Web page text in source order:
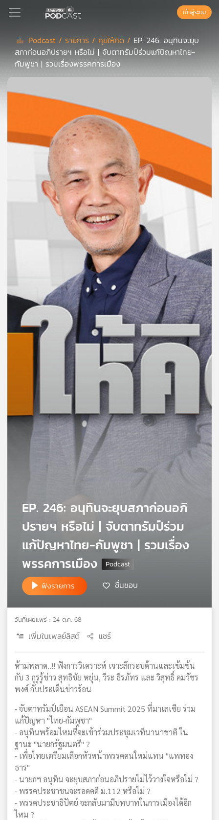
Podcast
เพล
แนะนำ
สต์
บทความ
ข่าว
เรา
แผนที่
เข้าสู่ระบบ
Podcast / รายการ / คุยให้คิด / EP. 246: อนุทินจะยุบ
สภาก่อนอภิปรายฯ หรือไม่ | จับตาทรัมป์ร่วมแก้ปัญหาไทย-
กัมพูชา | รวมเรื่องพรรคการเมือง
EP. 246: อนุทินจะยุบสภาก่อนอภิ
ปรายฯ หรือไม่ | จับตาทรัมป์ร่วม
แก้ปัญหาไทย-กัมพูชา | รวมเรื่อง
พรรคการเมือง
ฟังรายการ ชื่นชอบ
วันที่เผยแพร่ : 24 ต.ค. 68
เพิ่มในเพลย์ลิสต์ แชร์
ห้ามพลาด..!! ฟังการวิเคราะห์ เจาะลึกรอบด้านและเข้มข้น
กับ 3 กูรูรู้ข่าว สุทธิชัย หยุ่น, วีระ ธีรภัทร และ วิสุทธิ์ คมวัชร
พงศ์ กับประเด็นข่าวร้อน
- จับตาทรัมป์เยือน ASEAN Summit 2025 ที่มาเลเซีย ร่วม
แก้ปัญหา "ไทย-กัมพูชา"
- อนุทินพร้อมไหมที่จะเข้าร่วมประชุมเวทีนานาชาติ ใน
ฐานะ "นายกรัฐมนตรี" ?
- เพื่อไทยเตรียมเลือกหัวหน้าพรรคคนใหม่แทน "แพทอง
ธาร"
- นายกฯ อนุทิน จะยุบสภาก่อนอภิปรายไม่ไว้วางใจหรือไม่ ?
- พรรคประชาชนจะรอดคดี ม.112 หรือไม่ ?
- พรรคประชาธิปัตย์ จะกลับมามีบทบาทในการเมืองได้อีก
ไหม ?